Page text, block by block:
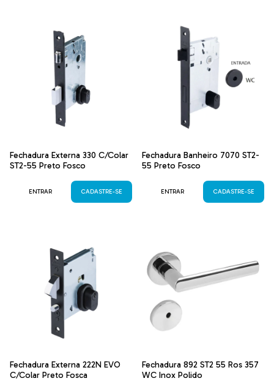
Fechadura Externa 330 C/Colar
ST2-55 Preto Fosco
ENTRAR CADASTRE-SE
Fechadura Banheiro 7070 ST2-
55 Preto Fosco
ENTRAR CADASTRE-SE
Fechadura Externa 222N EVO
C/Colar Preto Fosca
Fechadura 892 ST2 55 Ros 357
WC Inox Polido